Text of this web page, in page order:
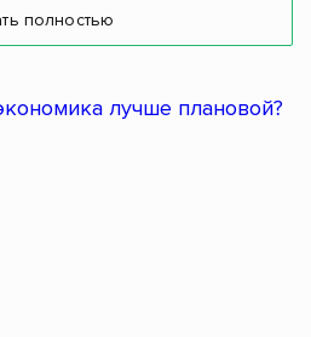
полностью